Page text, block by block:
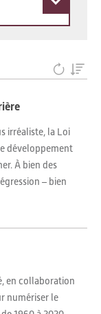
irréaliste, la Loi
développement
À bien des
– bien
en collaboration
numériser le